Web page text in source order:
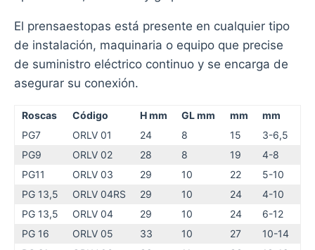
El prensaestopas está presente en cualquier tipo
de instalación, maquinaria o equipo que precise
de suministro eléctrico continuo y se encarga de
asegurar su conexión.
Roscas Código H mm GL mm mm
mm
PG7
ORLV 01 24 8 15
3-6,5
PG9
ORLV 02 28 8 19
4-8
PG11
ORLV 03 29 10 22
5-10
PG 13,5
ORLV 04RS 29 10 24
4-10
PG 13,5
ORLV 04 29 10 24
6-12
PG 16
ORLV 05 33 10 27
10-14